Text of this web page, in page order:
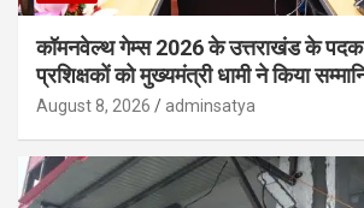
कॉमनवेल्थ गेम्स 2026 के उत्तराखंड के
प्रशिक्षकों को मुख्यमंत्री धामी ने किया
August 8, 2026 adminsatya